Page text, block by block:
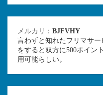
メルカリ ： BJFVHY
言わずと知れたフリマサ
をすると双方に500ポイン
用可能らしい。